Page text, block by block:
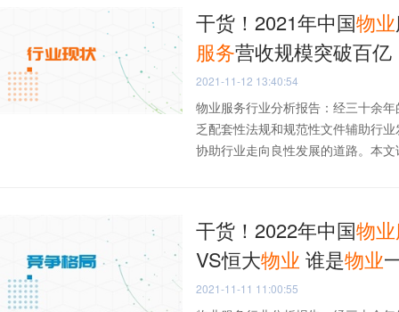
干货！2021年中国物业
服务营收规模突破百亿
2021-11-12 13:40:54
物业服务行业分析报告：经三十余
乏配套性法规和规范性文件辅助行
协助行业走向良性发展的道路。本
干货！2022年中国物业
VS恒大物业 谁是物业
2021-11-11 11:00:55